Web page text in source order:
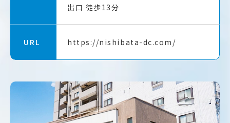
出口 徒歩13分
URL https://nishibata-dc.com/